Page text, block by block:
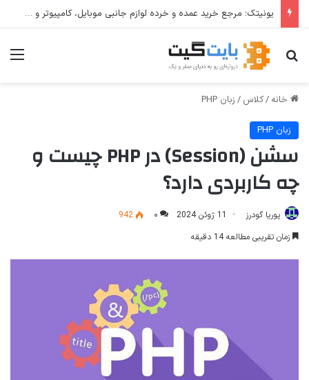
یونیتک؛ مرجع خرید عمده و خرده لوازم جانبی موبایل، کامپیوتر و تجهیزات دیجیتال
جستجو برای
خانه /کلاس / زبان PHP
زبان PHP
سشن (Session) در PHP چیست و
چه کاربردی دارد؟
پوریا گودرز 11 ژوئن 2024 ۰
942
زمان تقریبی مطالعه 14 دقیقه